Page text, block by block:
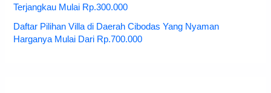
Terjangkau Mulai Rp.300.000
Daftar Pilihan Villa di Daerah Cibodas Yang Nyaman
Harganya Mulai Dari Rp.700.000